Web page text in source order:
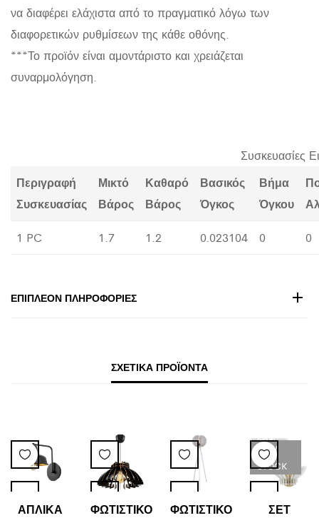
να διαφέρει ελάχιστα από το πραγματικό λόγω των
διαφορετικών ρυθμίσεων της κάθε οθόνης.
***Το προϊόν είναι αμοντάριστο και χρειάζεται
συναρμολόγηση.
Συσκευασίες
Περιγραφή
Συσκευασίας
Μικτό
Βάρος
Καθαρό
Βάρος
Βασικός
Όγκος
Βήμα
Όγκου
1 PC 1.7 1.2 0.023104 0 0
ΕΠΙΠΛΈΟΝ ΠΛΗΡΟΦΟΡΊΕΣ
ΣΧΕΤΙΚΆ ΠΡΟΪΌΝΤΑ
ΑΠΛΙΚΑ
ΦΩΤΙΣΤΙΚΟ
ΦΩΤΙΣΤΙΚΟ
LOW
STOCK
ΣΕΤ